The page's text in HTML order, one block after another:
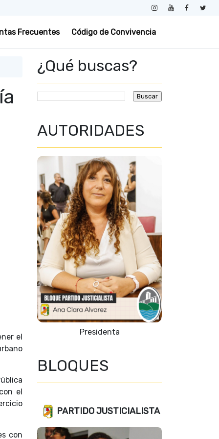
Frecuentes Código de Convivencia
el
el
con
¿Qué buscas?
AUTORIDADES
Vicepresidente 1º
BLOQUES
PARTIDO JUSTICIALISTA